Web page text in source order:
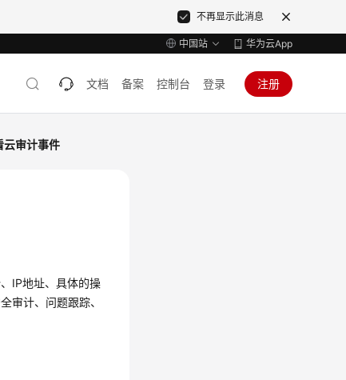
不再显示此消息
中国站 华为云App
文档 备案 控制台 登录 注册
云审计事件
IP地址、具体的操
审计、问题跟踪、